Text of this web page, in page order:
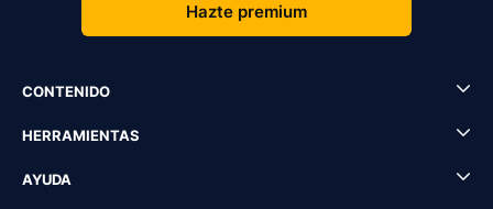
Hazte premium
CONTENIDO
HERRAMIENTAS
AYUDA